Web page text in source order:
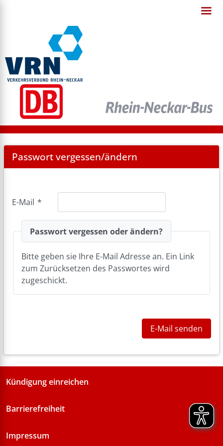
Password
Forgotten
Passwort vergessen/ändern
E-Mail *
Passwort vergessen oder ändern?
Bitte geben sie Ihre E-Mail Adresse an. Ein Link
zum Zurücksetzen des Passwortes wird
zugeschickt.
E-Mail senden
Kündigung einreichen
Barrierefreiheit
Impressum